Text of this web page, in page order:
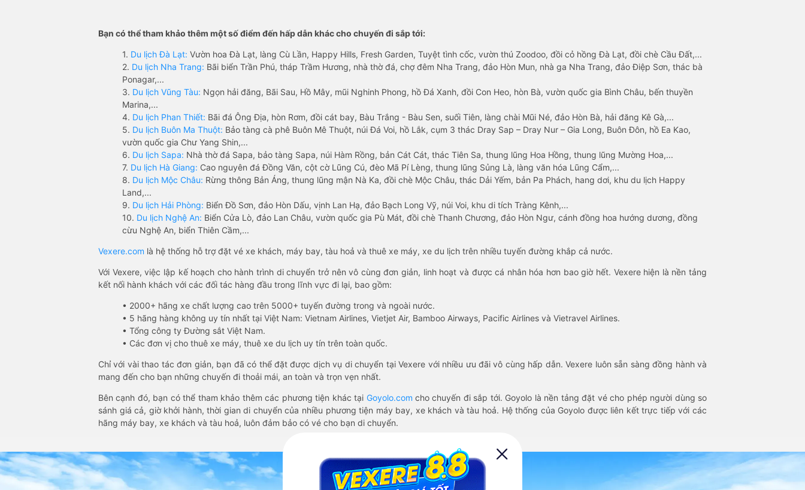
Bạn có thể tham khảo thêm một số điểm đến hấp dẫn khác cho chuyến đi sắp tới:
1. Du lịch Đà Lạt: Vườn hoa Đà Lạt, làng Cù Lần, Happy Hills, Fresh Garden, Tuyệt tình cốc, vườn thú Zoodoo, đồi cỏ hồng Đà Lạt, đồi chè Cầu Đất,...
2. Du lịch Nha Trang: Bãi biển Trần Phú, tháp Trầm Hương, nhà thờ đá, chợ đêm Nha Trang, đảo Hòn Mun, nhà ga Nha Trang, đảo Điệp Sơn, thác bà
Ponagar,...
3. Du lịch Vũng Tàu: Ngọn hải đăng, Bãi Sau, Hồ Mây, mũi Nghinh Phong, hồ Đá Xanh, đồi Con Heo, hòn Bà, vườn quốc gia Bình Châu, bến thuyền
Marina,...
4. Du lịch Phan Thiết: Bãi đá Ông Địa, hòn Rơm, đồi cát bay, Bàu Trắng - Bàu Sen, suối Tiên, làng chài Mũi Né, đảo Hòn Bà, hải đăng Kê Gà,...
5. Du lịch Buôn Ma Thuột: Bảo tàng cà phê Buôn Mê Thuột, núi Đá Voi, hồ Lắk, cụm 3 thác Dray Sap – Dray Nur – Gia Long, Buôn Đôn, hồ Ea Kao,
vườn quốc gia Chư Yang Shin,...
6. Du lịch Sapa: Nhà thờ đá Sapa, bảo tàng Sapa, núi Hàm Rồng, bản Cát Cát, thác Tiên Sa, thung lũng Hoa Hồng, thung lũng Mường Hoa,...
7. Du lịch Hà Giang: Cao nguyên đá Đồng Văn, cột cờ Lũng Cú, đèo Mã Pí Lèng, thung lũng Sủng Là, làng văn hóa Lũng Cẩm,...
8. Du lịch Mộc Châu: Rừng thông Bản Áng, thung lũng mận Nà Ka, đồi chè Mộc Châu, thác Dải Yếm, bản Pa Phách, hang dơi, khu du lịch Happy
Land,...
9. Du lịch Hải Phòng: Biển Đồ Sơn, đảo Hòn Dấu, vịnh Lan Hạ, đảo Bạch Long Vỹ, núi Voi, khu di tích Tràng Kênh,...
10. Du lịch Nghệ An: Biển Cửa Lò, đảo Lan Châu, vườn quốc gia Pù Mát, đồi chè Thanh Chương, đảo Hòn Ngư, cánh đồng hoa hướng dương, đồng
cừu Nghệ An, biển Thiên Cầm,...
Vexere.com là hệ thống hỗ trợ đặt vé xe khách, máy bay, tàu hoả và thuê xe máy, xe du lịch trên nhiều tuyến đường khắp cả nước.
Với Vexere, việc lập kế hoạch cho hành trình di chuyển trở nên vô cùng đơn giản, linh hoạt và được cá nhân hóa hơn bao giờ hết. Vexere hiện là nền tảng
kết nối hành khách với các đối tác hàng đầu trong lĩnh vực đi lại, bao gồm:
• 2000+ hãng xe chất lượng cao trên 5000+ tuyến đường trong và ngoài nước.
• 5 hãng hàng không uy tín nhất tại Việt Nam: Vietnam Airlines, Vietjet Air, Bamboo Airways, Pacific Airlines và Vietravel Airlines.
• Tổng công ty Đường sắt Việt Nam.
• Các đơn vị cho thuê xe máy, thuê xe du lịch uy tín trên toàn quốc.
Chỉ với vài thao tác đơn giản, bạn đã có thể đặt được dịch vụ di chuyển tại Vexere với nhiều ưu đãi vô cùng hấp dẫn. Vexere luôn sẵn sàng đồng hành và
mang đến cho bạn những chuyến đi thoải mái, an toàn và trọn vẹn nhất.
Bên cạnh đó, bạn có thể tham khảo thêm các phương tiện khác tại Goyolo.com cho chuyến đi sắp tới. Goyolo là nền tảng đặt vé cho phép người dùng so
sánh giá cả, giờ khởi hành, thời gian di chuyển của nhiều phương tiện máy bay, xe khách và tàu hoả. Hệ thống của Goyolo được liên kết trực tiếp với các
hãng máy bay, xe khách và tàu hoả, luôn đảm bảo có vé cho bạn di chuyển.